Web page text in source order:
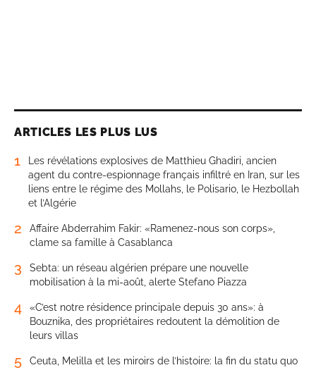
ARTICLES LES PLUS LUS
1
Les révélations explosives de Matthieu Ghadiri, ancien
agent du contre-espionnage français infiltré en Iran, sur les
liens entre le régime des Mollahs, le Polisario, le Hezbollah
et l’Algérie
2
Affaire Abderrahim Fakir: «Ramenez-nous son corps»,
clame sa famille à Casablanca
3
Sebta: un réseau algérien prépare une nouvelle
mobilisation à la mi-août, alerte Stefano Piazza
4
«C’est notre résidence principale depuis 30 ans»: à
Bouznika, des propriétaires redoutent la démolition de
leurs villas
5 Ceuta, Melilla et les miroirs de l’histoire: la fin du statu quo